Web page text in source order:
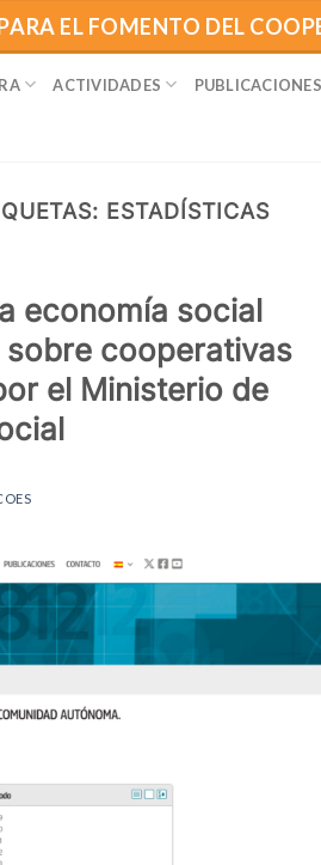
EL FOMENTO DEL
ACTIVIDADES PUBLICACIONES
ESTADÍSTICAS
economía social
cooperativas
el Ministerio de